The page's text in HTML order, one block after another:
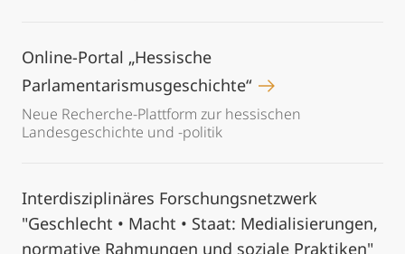
Online-Portal „Hessische
Parlamentarismusgeschichte“
Neue Recherche-Plattform zur hessischen
Landesgeschichte und -politik
Interdisziplinäres Forschungsnetzwerk
"Geschlecht • Macht • Staat: Medialisierungen,
normative Rahmungen und soziale Praktiken"